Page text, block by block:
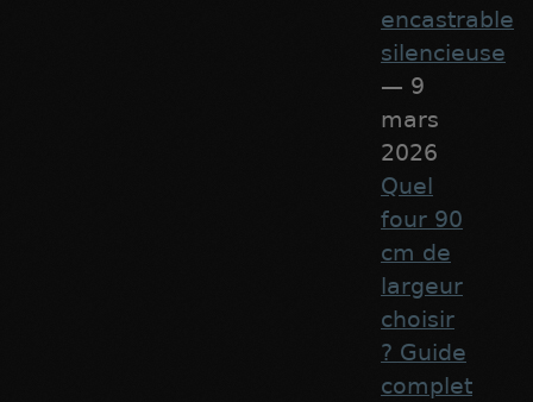
encastrable
silencieuse
— 9
mars
2026
Quel
four 90
cm de
largeur
choisir
? Guide
complet